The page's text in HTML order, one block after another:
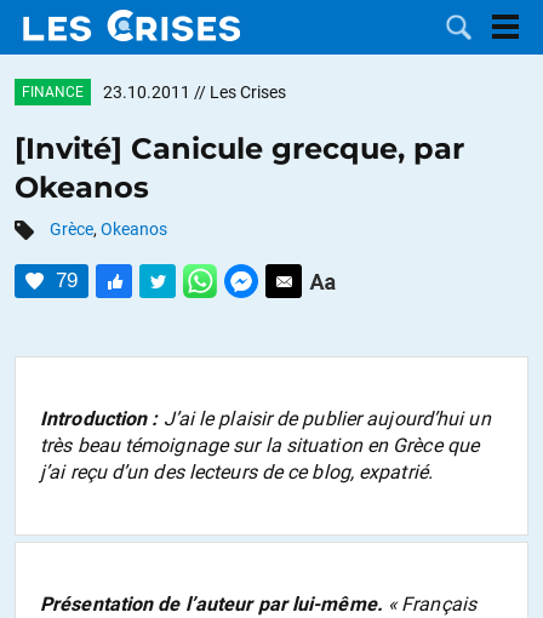
DOSSIERS
CATÉGORIES
CONTACTER
FAIRE UN
FINANCE 23.10.2011 // Les Crises
[Invité] Canicule grecque, par
Okeanos
Grèce, Okeanos
79
Introduction : J’ai le plaisir de publier aujourd’hui un
très beau témoignage sur la situation en Grèce que
j’ai reçu d’un des lecteurs de ce blog, expatrié.
Présentation de l’auteur par lui-même. « Français